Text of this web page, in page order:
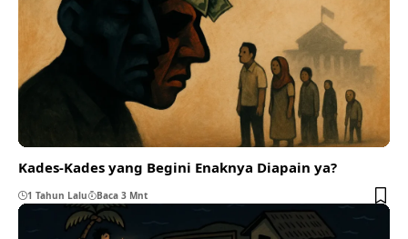
Kades-Kades yang Begini Enaknya Diapain ya?
1 Tahun Lalu Baca 3 Mnt